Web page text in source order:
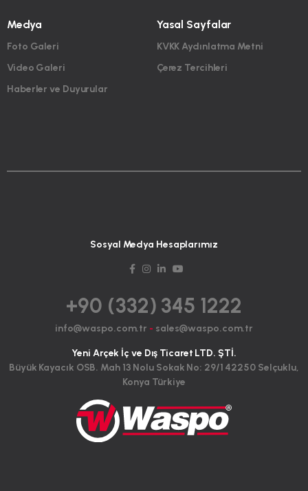
Medya
Foto Galeri
Video Galeri
Haberler ve Duyurular
Yasal Sayfalar
KVKK Aydınlatma Metni
Çerez Tercihleri
Sosyal Medya Hesaplarımız
+90 (332) 345 1222
info@waspo.com.tr - sales@waspo.com.tr
Yeni Arçek İç ve Dış Ticaret LTD. ŞTİ.
Büyük Kayacık OSB. Mah 13 Nolu Sokak No: 29/1 42250 Selçuklu,
Konya Türkiye